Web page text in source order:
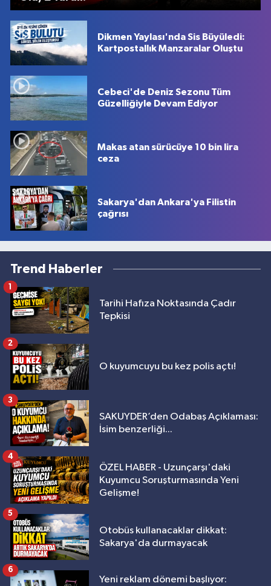
Dikmen Yaylası'nda Sis Büyüledi:
Kartpostallık Manzaralar Oluştu
Cebeci'de Deniz Sezonu Tüm
Güzelliğiyle Devam Ediyor
Makas atan sürücüye 10 bin lira
ceza
Sakarya'dan Ankara'ya Filistin
çağrısı
Trend Haberler
Tarihi Hafıza Noktasında Çadır
Tepkisi
1
O kuyumcuyu bu kez polis açtı!
2
SAKUYDER’den Odabaş Açıklaması:
İsim benzerliği...
3
ÖZEL HABER - Uzunçarşı'daki
Kuyumcu Soruşturmasında Yeni
Gelişme!
4
Otobüs kullanacaklar dikkat:
Sakarya'da durmayacak
5
Yeni reklam dönemi başlıyor:
6